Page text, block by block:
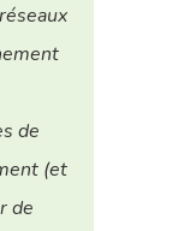
de
(et
de